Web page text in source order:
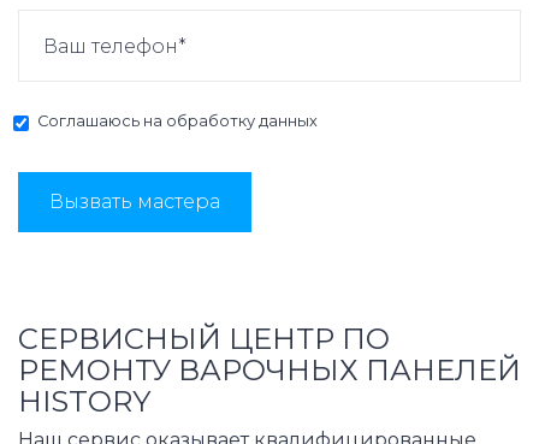
Соглашаюсь на обработку данных
Вызвать мастера
СЕРВИСНЫЙ ЦЕНТР ПО
РЕМОНТУ ВАРОЧНЫХ ПАНЕЛЕЙ
HISTORY